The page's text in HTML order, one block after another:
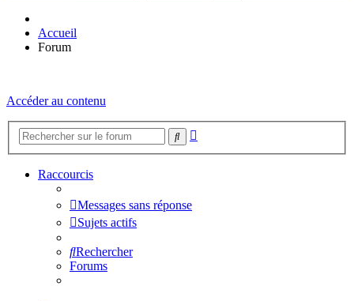
Accueil
Forum
Accéder au contenu
Rechercher
Raccourcis
Messages sans réponse
Sujets actifs
Rechercher
Forums